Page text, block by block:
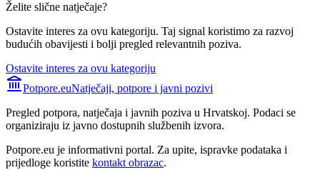
Želite slične natječaje?
Ostavite interes za ovu kategoriju. Taj signal koristimo za razvoj
budućih obavijesti i bolji pregled relevantnih poziva.
Ostavite interes za ovu kategoriju
Potpore.euNatječaji, potpore i javni pozivi
Pregled potpora, natječaja i javnih poziva u Hrvatskoj. Podaci se
organiziraju iz javno dostupnih službenih izvora.
Potpore.eu je informativni portal. Za upite, ispravke podataka i
prijedloge koristite kontakt obrazac.